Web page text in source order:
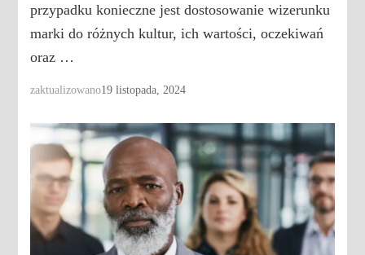
przypadku konieczne jest dostosowanie wizerunku
marki do różnych kultur, ich wartości, oczekiwań
oraz …
zaktualizowano19 listopada, 2024